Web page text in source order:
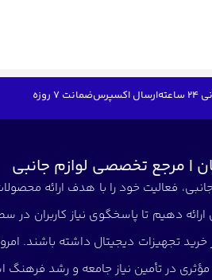
ارسال اکسپرسضمانت 7 روزه
| مرجع تخصصی لوازم جانبی
فعالیت خود را با هدف ارائه
دهیم تا پاسخگوی نیاز کاربران
خرید تجهیزات دیجیتال داشته
در تأمین نیاز جامعه و رشد فرهنگ